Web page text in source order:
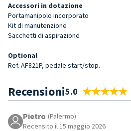
Accessori in dotazione
Portamanipolo incorporato
Kit di manutenzione
Sacchetti di aspirazione
Optional
Ref. AF821P, pedale start/stop.
Recensioni5.0
Pietro (Palermo)
Recensito il 15 maggio 2026